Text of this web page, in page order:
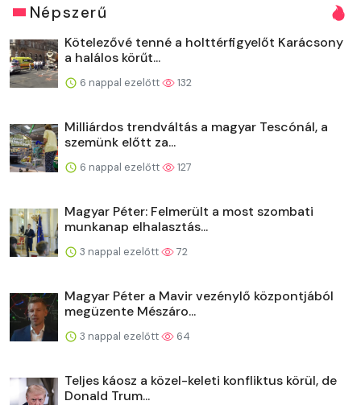
Népszerű
Kötelezővé tenné a holttérfigyelőt Karácsony
a halálos körűt...
6 nappal ezelőtt 132
Milliárdos trendváltás a magyar Tescónál, a
szemünk előtt za...
6 nappal ezelőtt 127
Magyar Péter: Felmerült a most szombati
munkanap elhalasztás...
3 nappal ezelőtt 72
Magyar Péter a Mavir vezénylő központjából
megüzente Mészáro...
3 nappal ezelőtt 64
Teljes káosz a közel-keleti konfliktus körül, de
Donald Trum...